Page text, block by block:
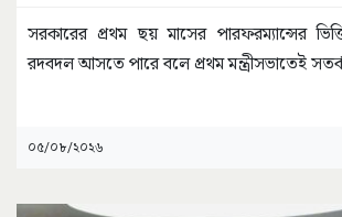
সরকারের প্রথম ছয় মাসের পারফরম্যান্সের
রদবদল আসতে পারে বলে প্রথম মন্ত্রীসভাতেই
০৫/০৮/২০২৬